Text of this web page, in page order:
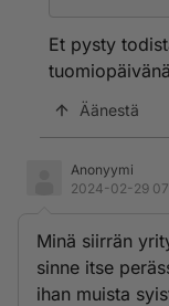
Et pysty
Äänestä
Anonyymi
2024-02-29
Minä siirrän
sinne itse
ihan muista